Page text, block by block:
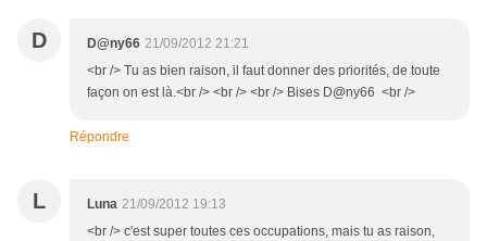
D D@ny66 21/09/2012 21:21
<br /> Tu as bien raison, il faut donner des priorités, de toute
façon on est là.<br /> <br /> <br /> Bises D@ny66 <br />
Répondre
L Luna 21/09/2012 19:13
<br /> c'est super toutes ces occupations, mais tu as raison,